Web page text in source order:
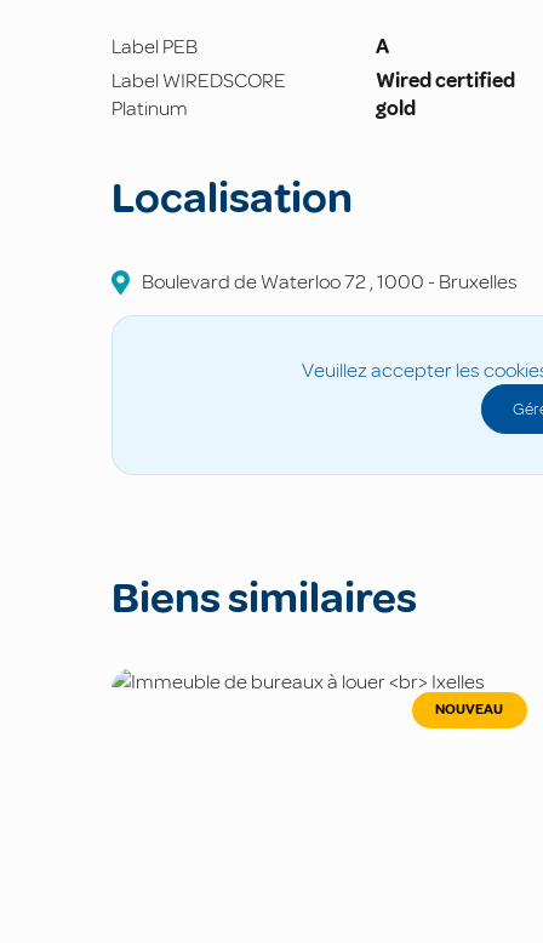
Label PEB
A
Label WIREDSCORE
Platinum
Wired certified
gold
Localisation
Boulevard de Waterloo72,1000-Bruxelles
Veuillez accepter les
Biens similaires
NOUVEAU